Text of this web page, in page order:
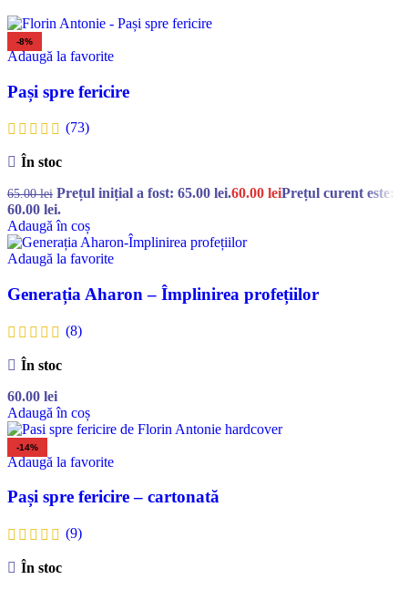
-8%
Adaugă la favorite
Pași spre fericire
(73)
În stoc
65.00lei Prețul inițial a fost: 65.00 lei.60.00 leiPrețul curent este:
60.00 lei.
Adaugă în coș
Adaugă la favorite
Generația Aharon – Împlinirea profețiilor
(8)
În stoc
60.00 lei
Adaugă în coș
-14%
Adaugă la favorite
Pași spre fericire – cartonată
(9)
În stoc